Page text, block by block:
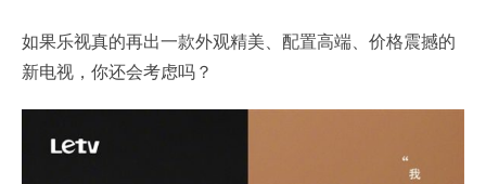
如果乐视真的再出一款外观精美、配置高端、价格震撼的
新电视，你还会考虑吗？